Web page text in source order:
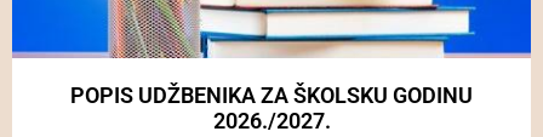
POPIS UDŽBENIKA ZA ŠKOLSKU GODINU
2026./2027.